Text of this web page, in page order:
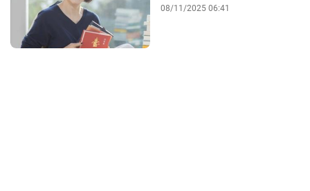
08/11/2025 06:41